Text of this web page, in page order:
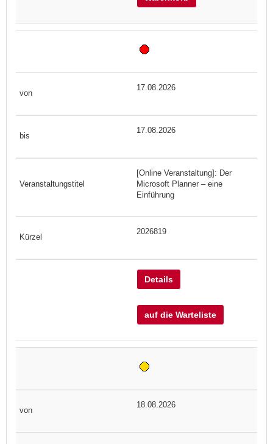
17.08.2026
17.08.2026
[Online Veranstaltung]: Der
Microsoft Planner – eine
Einführung
2026819
Details
auf die Warteliste
18.08.2026